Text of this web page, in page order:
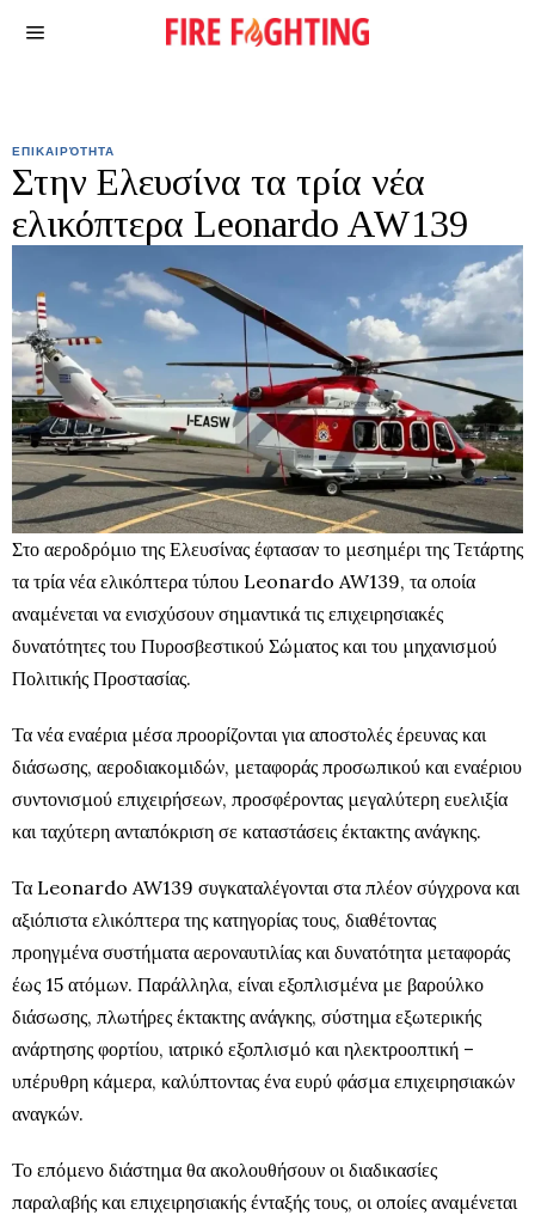
ΕΠΙΚΑΙΡΌΤΗΤΑ
Στην Ελευσίνα τα τρία νέα
ελικόπτερα Leonardo AW139
Στο αεροδρόμιο της Ελευσίνας έφτασαν το μεσημέρι της Τετάρτης
τα τρία νέα ελικόπτερα τύπου Leonardo AW139, τα οποία
αναμένεται να ενισχύσουν σημαντικά τις επιχειρησιακές
δυνατότητες του Πυροσβεστικού Σώματος και του μηχανισμού
Πολιτικής Προστασίας.
Τα νέα εναέρια μέσα προορίζονται για αποστολές έρευνας και
διάσωσης, αεροδιακομιδών, μεταφοράς προσωπικού και εναέριου
συντονισμού επιχειρήσεων, προσφέροντας μεγαλύτερη ευελιξία
και ταχύτερη ανταπόκριση σε καταστάσεις έκτακτης ανάγκης.
Τα Leonardo AW139 συγκαταλέγονται στα πλέον σύγχρονα και
αξιόπιστα ελικόπτερα της κατηγορίας τους, διαθέτοντας
προηγμένα συστήματα αεροναυτιλίας και δυνατότητα μεταφοράς
έως 15 ατόμων. Παράλληλα, είναι εξοπλισμένα με βαρούλκο
διάσωσης, πλωτήρες έκτακτης ανάγκης, σύστημα εξωτερικής
ανάρτησης φορτίου, ιατρικό εξοπλισμό και ηλεκτροοπτική –
υπέρυθρη κάμερα, καλύπτοντας ένα ευρύ φάσμα επιχειρησιακών
αναγκών.
Το επόμενο διάστημα θα ακολουθήσουν οι διαδικασίες
παραλαβής και επιχειρησιακής ένταξής τους, οι οποίες αναμένεται